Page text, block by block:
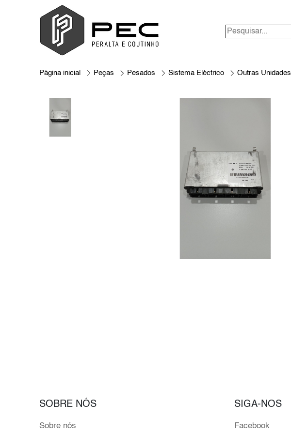
Página inicial Peças Pesados Sistema Eléctrico Outras Unidades
SOBRE NÓS
Sobre nós
SIGA-NOS
Facebook